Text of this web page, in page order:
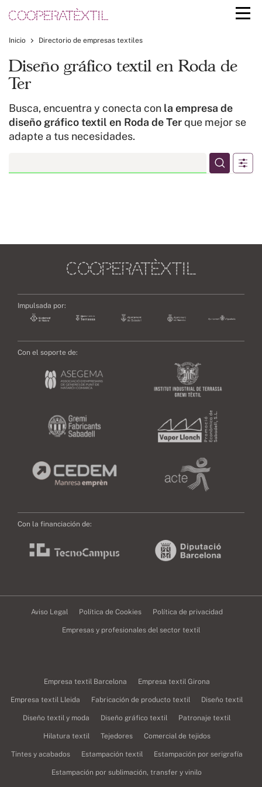
Inicio Directorio de empresas textiles
Diseño gráfico textil en Roda de
Ter
Busca, encuentra y conecta con la empresa de
diseño gráfico textil en Roda de Terque mejor se
adapte a tus necesidades.
Impulsada por:
Con el soporte de:
Con la financiación de:
Aviso Legal Política de Cookies Política de privacidad
Empresas y profesionales del sector textil
Empresa textil Barcelona Empresa textil Girona
Empresa textil Lleida Fabricación de producto textil Diseño textil
Diseño textil y moda Diseño gráfico textil Patronaje textil
Hilatura textil Tejedores Comercial de tejidos
Tintes y acabados Estampación textil Estampación por serigrafía
Estampación por sublimación, transfer y vinilo